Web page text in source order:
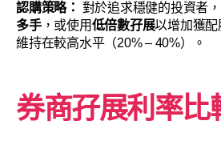
認購策略： 對於追求穩健的投資者
多手，或使用低倍數孖展以增加獲
維持在較高水平（20% – 40%）。
券商孖展利率比